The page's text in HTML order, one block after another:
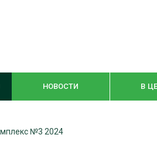
НОВОСТИ В
№3 2024